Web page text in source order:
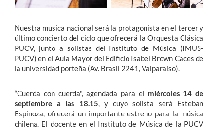
English
Nuestra musica nacional será la protagonista en el tercer y
último concierto del ciclo que ofrecerá la Orquesta Clásica
PUCV, junto a solistas del Instituto de Música (IMUS-
PUCV) en el Aula Mayor del Edificio Isabel Brown Caces de
la universidad porteña (Av. Brasil 2241, Valparaíso).
“Cuerda con cuerda", agendada para el miércoles 14 de
septiembre a las 18.15, y cuyo solista será Esteban
Espinoza, ofrecerá un importante estreno para la música
chilena. El docente en el Instituto de Música de la PUCV